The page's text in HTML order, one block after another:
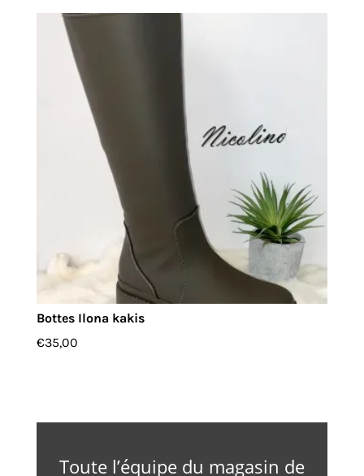
Bottes Ilona kakis
€35,00
Toute l’équipe du magasin de